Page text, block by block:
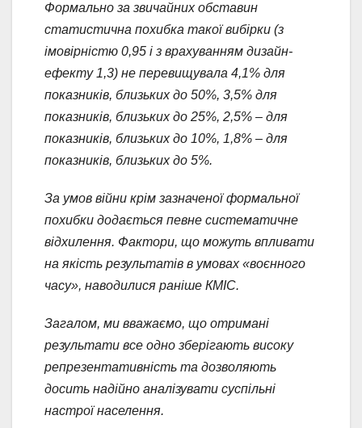
Формально за звичайних обставин
статистична похибка такої вибірки (з
імовірністю 0,95 і з врахуванням дизайн-
ефекту 1,3) не перевищувала 4,1% для
показників, близьких до 50%, 3,5% для
показників, близьких до 25%, 2,5% – для
показників, близьких до 10%, 1,8% – для
показників, близьких до 5%.
За умов війни крім зазначеної формальної
похибки додається певне систематичне
відхилення. Фактори, що можуть впливати
на якість результатів в умовах «воєнного
часу», наводилися раніше КМІС.
Загалом, ми вважаємо, що отримані
результати все одно зберігають високу
репрезентативність та дозволяють
досить надійно аналізувати суспільні
настрої населення.